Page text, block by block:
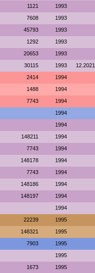
1121 1993
7608 1993
45793 1993
1292 1993
20653 1993
30115 1993 12.2021
2414 1994
1488 1994
7743 1994
1994
1994
148211 1994
7743 1994
148178 1994
7743 1994
148186 1994
148197 1994
1994
22239 1995
148321 1995
7903 1995
1995
1673 1995